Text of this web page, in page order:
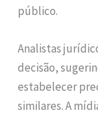
público.
Analistas
decisão,
estabelecer
similares. A